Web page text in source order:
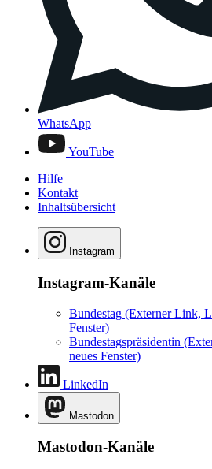
WhatsApp
YouTube
Hilfe
Kontakt
Inhaltsübersicht
Instagram
Instagram-Kanäle
Bundestag (Externer Link,
Fenster)
Bundestagspräsidentin
neues Fenster)
LinkedIn
Mastodon
Mastodon-Kanäle